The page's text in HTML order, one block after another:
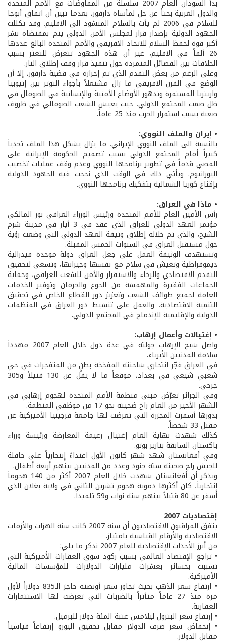
بدأ السودان العام 2007 سلسلة من المفاوضات مع الأمم المتحدة
والدول الغربية بحثاً عن حل لمأساة دارفور، بعدما تبين أن اتفاق أبوجا
للسلام في 2006 لم يأت بالسلام المنشود الى الاقليم. وقد تكللت
الجهود الدولية بإصدار قرار لمجلس الأمن الدولي يتم بمقتضاه نشر
أكبر قوة لحفظ السلام للاتحاد الافريقي والأمم المتحدة البالغ عددها
26 ألفاً في الاقليم، غير أن هذه الجهود تتعرض للتعثر بسبب
الخلافات بين الفصائل المتمردة حول تنفيذ قرار وقف إطلاق النار.
وعلى الرغم من بعض التقدم الذي تم إحرازه في قضية دارفور، إلا أن
الوضع في القرن الافريقي ما زال مشتعلاً بأجواء التوتر بين إثيوبيا
واريتريا المستمرة وتدهور الأوضاع الأمنية والإنسانية في الصومال في
ظل صمت المجتمع الدولي، حيث يعيش الشعب الصومالي في ظروف
صعبة بسبب استمرار الحرب منذ 25 عاماً.
• إيران والملف النووي:
بالنسبة الى الملف النووي الإيراني، ما يزال يشكل هذا الملف تحدياً
كبيراً أمام المجتمع الدولي بسبب تصميم الحكومة الإيرانية على
المضي قدماً في تطوير برنامجها النووي وعدم وقف عمليات تخصيب
اليورانيوم. ويأتي ذلك في الوقت الذي نجحت فيه الجهود الدولية
بإقناع كوريا الشمالية بتفكيك برنامجها النووي.
• ماذا في العراق:
رأس الأمين العام للأمم المتحدة ورئيس الوزراء العراقي نور المالكي
مؤتمر العهد الدولي للعراق الذي عقد في 3 أيار في مدينة شرم
الشيخ، والذي تم خلاله إطلاق وثيقة العهد الدولي التي وضعت رؤية
حول مستقبل العراق في السنوات الخمس المقبلة.
وتستهدف الوثيقة العمل على جعل العراق دولة موحدة فيدرالية
ديموقراطية وتعيش في سلام مع نفسها وجيرانها، وتسعى لتحقيق
التقدم الاقتصادي والرخاء والاستقرار والأمن للشعب العراقي، وحماية
الجماعات الفقيرة والمهمشة من الجوع والحرمان وتوفير الخدمات
العامة لجميع طوائف الشعب وتعزيز دور القطاع الخاص في تحقيق
التنمية الاقتصادية، والعمل على تنشيط دور العراق في المنظمات
الدولية والإقليمية للإندماج في المجتمع الدولي.
• إغتيالات وأعمال إرهاب:
واصل شبح الإرهاب جولته في عدة دول خلال العام 2007 مهدداً
سلامة المدنيين الأبرياء.
في العراق فجّر انتحاري شاحنته المفخخة بطنٍ من المتفجرات في حي
شعبي شيعي في بغداد، موقعاً ما لا يقل عن 130 قتيلاً و305
جرحى.
وفي الجزائر تعرّض مبنى منظمة الأمم المتحدة لهجوم إرهابي في
الشهر الأخير من العام راح ضحيته نحو 17 من موظفي المنظمة.
بدورها أسفرت المجزرة التي تعرضت لها جامعة فرجينيا الأميركية عن
مقتل 33 شخصاً.
كذلك شهدت نهاية العام إغتيال زعيمة المعارضة ورئيسة وزراء
باكستان السابقة بنازير بوتو.
وفي أفغانستان شهد شهر كانون الأول اعتداءً إنتحارياً على حافلة
للجيش راح ضحيته ستة جنود وعدد من المدنيين بينهم أربعة أطفال.
ويذكر أن أفغانستان شهدت خلال العام 2007 أكثر من 140 هجوماً
إنتحارياً، كان أكثرها دموية هجوم تشرين الثاني في ولاية بغلان الذي
أسفر عن 80 قتيلاً بينهم ستة نواب و59 تلميذاً.
إقتصاديات 2007
يتفق المراقبون الاقتصاديون أن سنة 2007 كانت سنة الهزات والأزمات
الاقتصادية والأرقام القياسية بامتياز.
من أبرز الأحداث الإقتصادية للعام 2007 نذكر ما يلي:
• تراجع الإقتصاد العالمي بسبب ركود سوق العقارات الأميركية التي
تسببت بخسائر بعشرات مليارات الدولارات للمؤسسات المالية
الأميركية.
• ارتفاع سعر الذهب بحيث تجاوز سعر أونصته حاجز الـ835 دولاراً لأول
مرة منذ 27 عاماً متأثراً بالضربات التي تعرضت لها الاستثمارات
العقارية.
• إرتفاع سعر البترول ليلامس عتبة المئة دولار للبرميل.
• إنخفاض سعر صرف الدولار مقابل تحقيق اليورو إرتفاعاً قياسياً
مقابل الدولار.